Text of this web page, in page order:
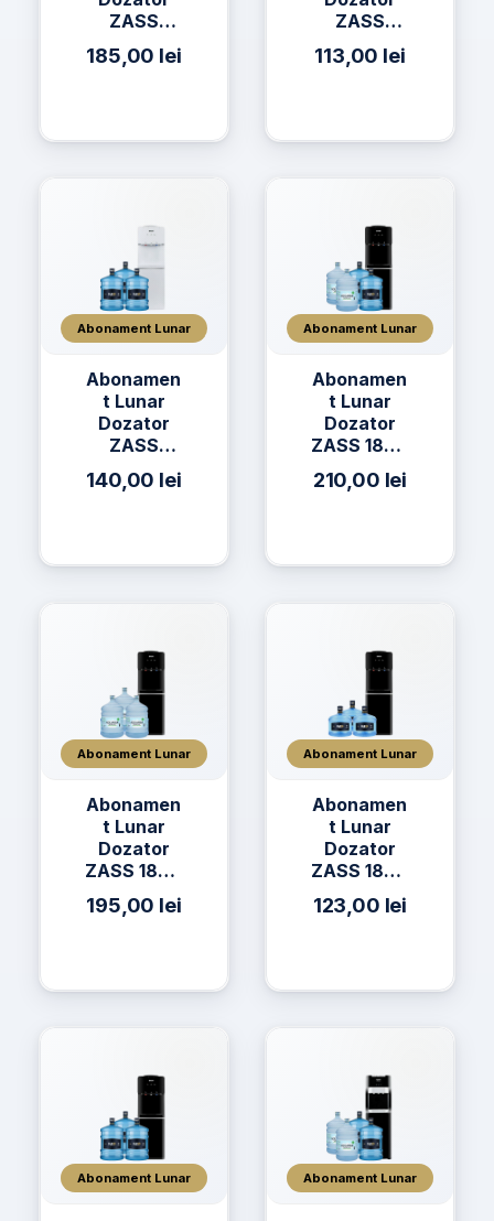
ZASS
17CNS + 3
x Apa
185,00 lei
ZASS
17CNS + 3
x Apă h2on
113,00 lei
Abonament Lunar
Abonamen
t Lunar
Dozator
ZASS
17CNS + 3
x Apă h2on
140,00 lei
Abonament Lunar
Abonamen
t Lunar
Dozator
ZASS 18CR
+ 2 x Apă
h2on 19L +
210,00 lei
Abonament Lunar
Abonamen
t Lunar
Dozator
ZASS 18CR
AQUAVIA
195,00 lei
Abonament Lunar
Abonamen
t Lunar
Dozator
ZASS 18CR
h2on 11L
123,00 lei
Abonament Lunar Abonament Lunar